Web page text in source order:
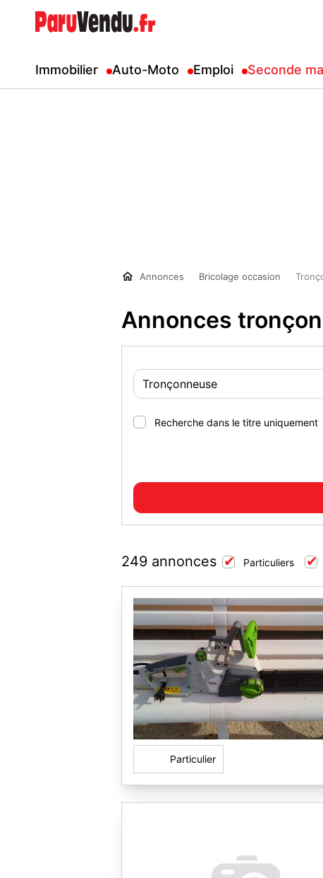
Immobilier Auto-Moto Emploi Seconde
Annonces Bricolage occasion
Annonces
Recherche dans le titre uniquement
249 annonces Particuliers
Particulier